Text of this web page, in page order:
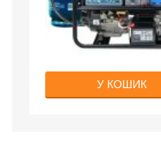
У КОШИК